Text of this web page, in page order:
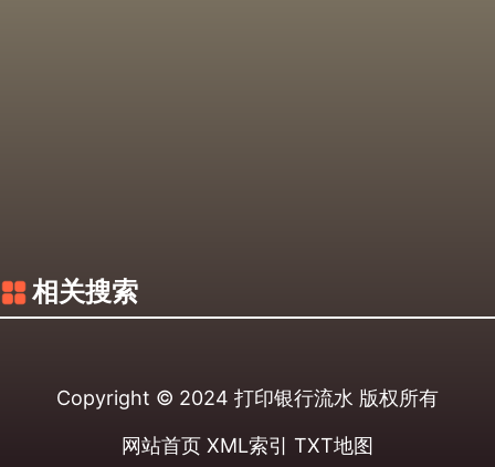
相关搜索
Copyright © 2024 打印银行流水 版权所有
网站首页 XML索引 TXT地图